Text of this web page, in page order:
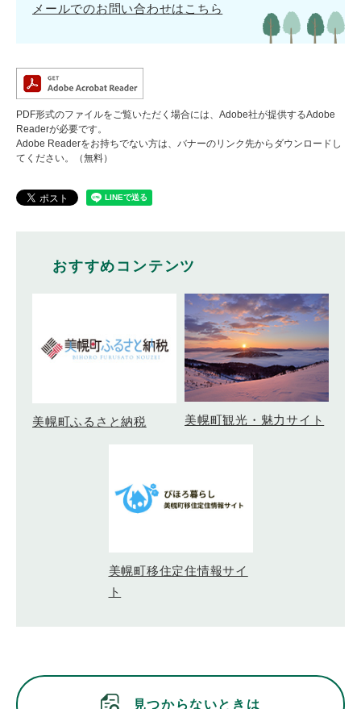
メールでのお問い合わせはこちら
PDF形式のファイルをご覧いただく場合には、Adobe社が提供するAdobe
Readerが必要です。
Adobe Readerをお持ちでない方は、バナーのリンク先からダウンロードし
てください。（無料）
おすすめコンテンツ
美幌町ふるさと納税 美幌町観光・魅力サイト
美幌町移住定住情報サイ
ト
見つからないときは